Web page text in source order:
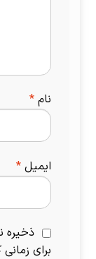
نام *
ایمیل *
ذخیره
برای